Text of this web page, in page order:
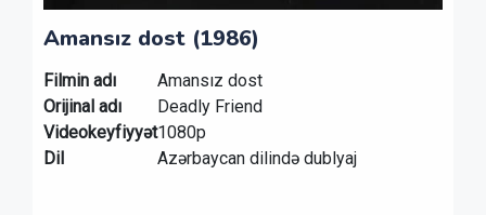
Amansız dost (1986)
Filmin adı
Amansız dost
Orijinal adı
Deadly Friend
Videokeyfiyyət1080p
Dil
Azərbaycan dilində dublyaj